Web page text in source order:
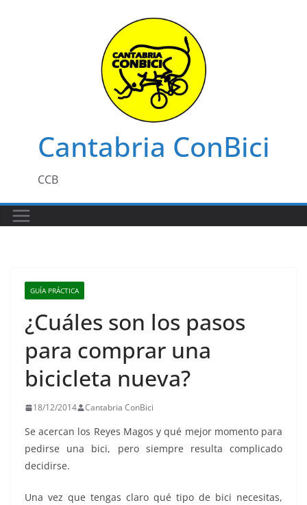
Cantabria ConBici
CCB
GUÍA PRÁCTICA
¿Cuáles son los pasos
para comprar una
bicicleta nueva?
18/12/2014 Cantabria ConBici
Se acercan los Reyes Magos y qué mejor momento para
pedirse una bici, pero siempre resulta complicado
decidirse.
Una vez que tengas claro qué tipo de bici necesitas,